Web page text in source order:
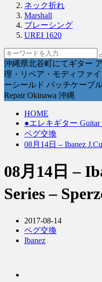
ネック折れ
Marshall
ブレーシング
UREI 1620
沖縄県北谷町にてギター
理・リペア・モディファ
ーシールド パッチケーブ
Repair Okinawa 沖縄
HOME
●エレキギター
ペグ交換
08月14日 – Ibanez
08月14日 –
Series –
2017-08-14
ペグ交換
Ibanez